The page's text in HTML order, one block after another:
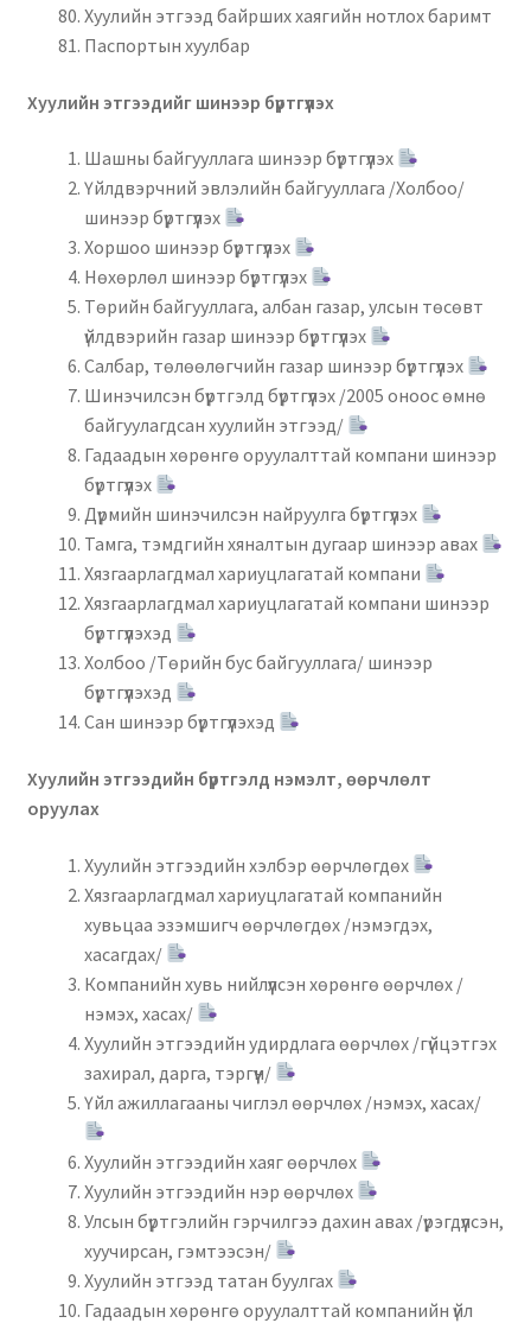
Хуулийн этгээд байрших хаягийн нотлох баримт
Паспортын хуулбар
Хуулийн этгээдийг шинээр бүртгүүлэх
Шашны байгууллага шинээр бүртгүүлэх
Үйлдвэрчний эвлэлийн байгууллага /Холбоо/
шинээр бүртгүүлэх
Хоршоо шинээр бүртгүүлэх
Нөхөрлөл шинээр бүртгүүлэх
Төрийн байгууллага, албан газар, улсын төсөвт
үйлдвэрийн газар шинээр бүртгүүлэх
Салбар, төлөөлөгчийн газар шинээр бүртгүүлэх
Шинэчилсэн бүртгэлд бүртгүүлэх /2005 оноос өмнө
байгуулагдсан хуулийн этгээд/
Гадаадын хөрөнгө оруулалттай компани шинээр
бүртгүүлэх
Дүрмийн шинэчилсэн найруулга бүртгүүлэх
Тамга, тэмдгийн хяналтын дугаар шинээр авах
Хязгаарлагдмал хариуцлагатай компани
Хязгаарлагдмал хариуцлагатай компани шинээр
бүртгүүлэхэд
Холбоо /Төрийн бус байгууллага/ шинээр
бүртгүүлэхэд
Сан шинээр бүртгүүлэхэд
Хуулийн этгээдийн бүртгэлд нэмэлт, өөрчлөлт
оруулах
Хуулийн этгээдийн хэлбэр өөрчлөгдөх
Хязгаарлагдмал хариуцлагатай компанийн
хувьцаа эзэмшигч өөрчлөгдөх /нэмэгдэх,
хасагдах/
Компанийн хувь нийлүүлсэн хөрөнгө өөрчлөх /
нэмэх, хасах/
Хуулийн этгээдийн удирдлага өөрчлөх /гүйцэтгэх
захирал, дарга, тэргүүн/
Үйл ажиллагааны чиглэл өөрчлөх /нэмэх, хасах/
Хуулийн этгээдийн хаяг өөрчлөх
Хуулийн этгээдийн нэр өөрчлөх
Улсын бүртгэлийн гэрчилгээ дахин авах /үрэгдүүлсэн,
хуучирсан, гэмтээсэн/
Хуулийн этгээд татан буулгах
Гадаадын хөрөнгө оруулалттай компанийн үйл